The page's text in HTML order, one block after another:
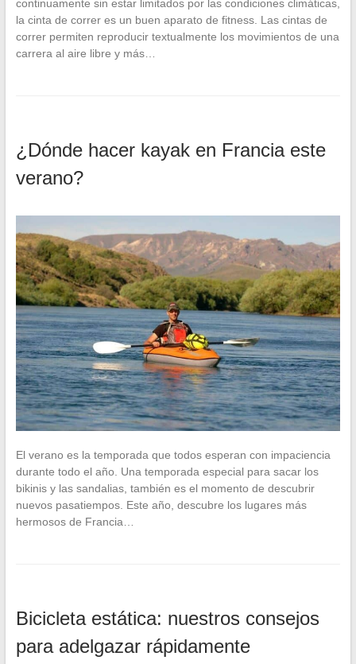
continuamente sin estar limitados por las condiciones climáticas,
la cinta de correr es un buen aparato de fitness. Las cintas de
correr permiten reproducir textualmente los movimientos de una
carrera al aire libre y más…
¿Dónde hacer kayak en Francia este
verano?
El verano es la temporada que todos esperan con impaciencia
durante todo el año. Una temporada especial para sacar los
bikinis y las sandalias, también es el momento de descubrir
nuevos pasatiempos. Este año, descubre los lugares más
hermosos de Francia…
Bicicleta estática: nuestros consejos
para adelgazar rápidamente